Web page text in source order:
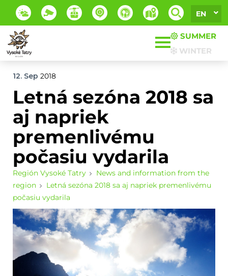
EN
SUMMER
WINTER
12. Sep 2018
Letná sezóna 2018 sa
aj napriek
premenlivému
počasiu vydarila
Región Vysoké Tatry
News and information from the
region
Letná sezóna 2018 sa aj napriek premenlivému
počasiu vydarila